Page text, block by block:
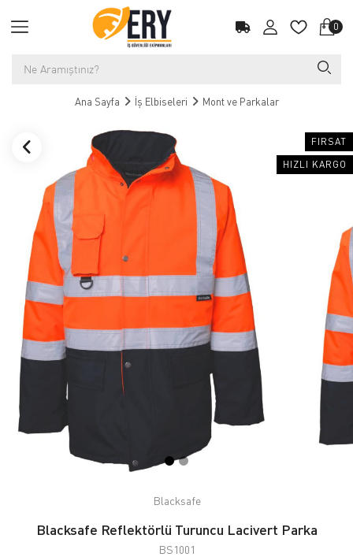
0
Ana Sayfa İş Elbiseleri Mont ve Parkalar
FIRSAT
HIZLI KARGO
Blacksafe
Blacksafe Reflektörlü Turuncu Lacivert Parka
BS1001